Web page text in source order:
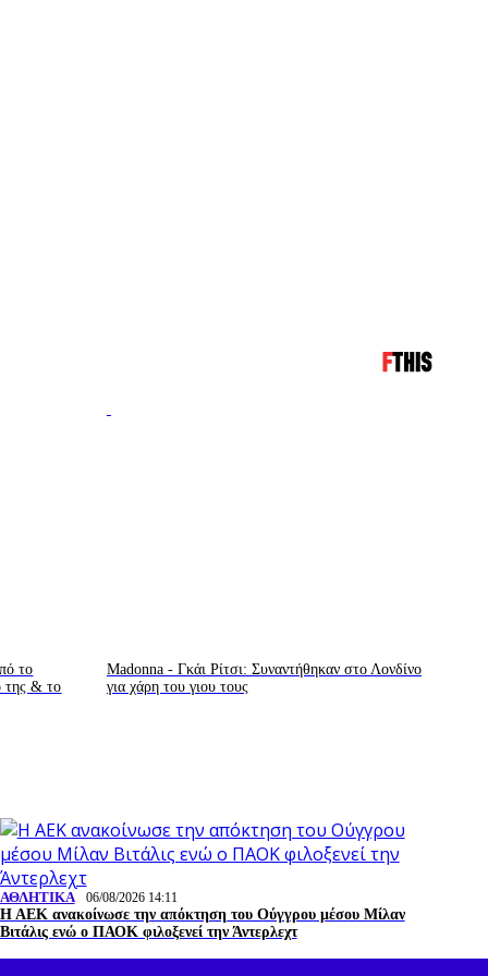
το
της & το
Madonna - Γκάι Ρίτσι: Συναντήθηκαν στο Λονδίνο
για χάρη του γιου τους
ΑΘΛΗΤΙΚΑ 06/08/2026 14:11
Η ΑΕΚ ανακοίνωσε την απόκτηση του Ούγγρου μέσου Μίλαν
Βιτάλις ενώ ο ΠΑΟΚ φιλοξενεί την Άντερλεχτ